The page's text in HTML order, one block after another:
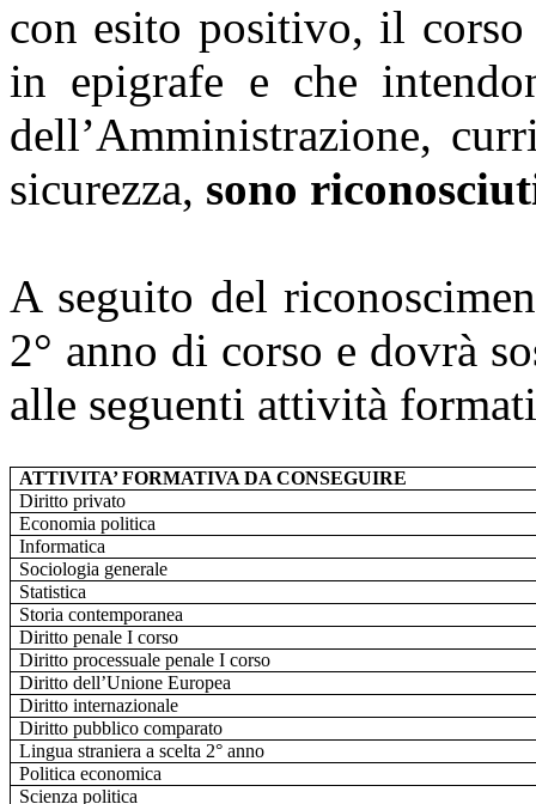
con esito positivo, il corso
in epigrafe e che
dell’Amministrazione,
sicurezza, sono
A seguito del
2° anno di corso e dovrà
alle seguenti attività
ATTIVITA’ FORMATIVA DA CONSEGUIRE
Diritto privato
Economia politica
Informatica
Sociologia generale
Statistica
Storia contemporanea
Diritto penale I corso
Diritto processuale penale I corso
Diritto dell’Unione Europea
Diritto internazionale
Diritto pubblico comparato
Lingua straniera a scelta 2° anno
Politica economica
Scienza politica